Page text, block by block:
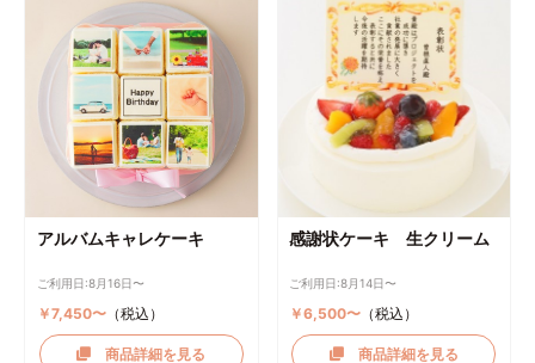
アルバムキャレケーキ
ご利用日:8月16日〜
￥7,450〜（税込）
商品詳細を見る
感謝状ケーキ 生クリーム
ご利用日:8月14日〜
￥6,500〜 （税込）
商品詳細を見る